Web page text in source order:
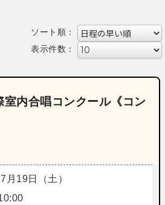
ソート順：
表示件数：
内合唱コンクール《コン
月19日（土）